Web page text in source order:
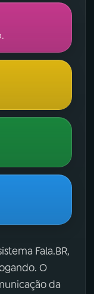
Fala.BR,
O
da